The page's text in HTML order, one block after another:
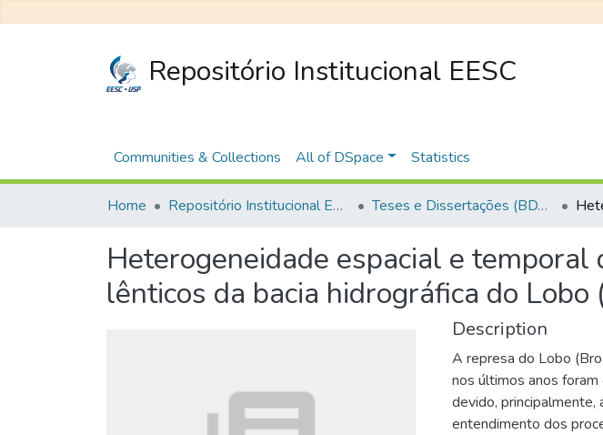
Repositório Institucional EESC
Communities & Collections All of DSpace Statistics
Home Repositório Institucional EESC Teses e Dissertações (BDTD USP)
Heterogeneidade espacial e
lênticos da bacia hidrográfica do
Description
A represa do Lobo
nos últimos anos
devido, principalmente,
entendimento dos